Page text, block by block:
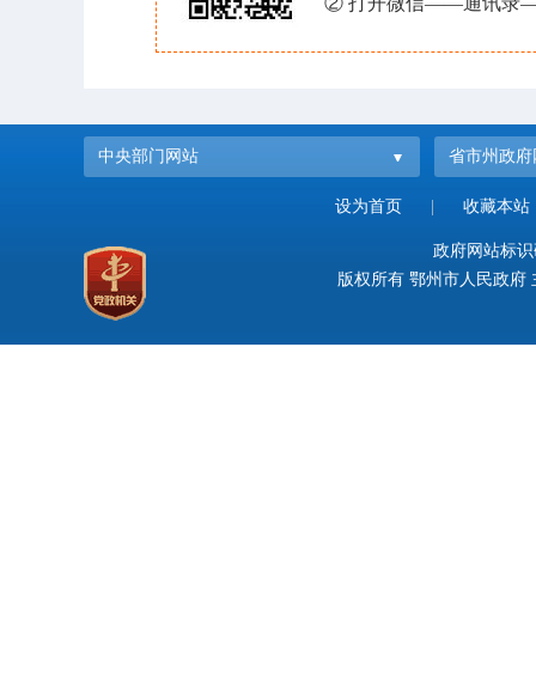
中央部门网站 省市州政府
设为首页 收藏本站
政府网站标
版权所有 鄂州市人民政府